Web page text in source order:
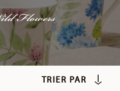
Flowers